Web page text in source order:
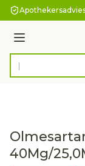
Ga naar de
Menu
Product, merk,
40Mg/